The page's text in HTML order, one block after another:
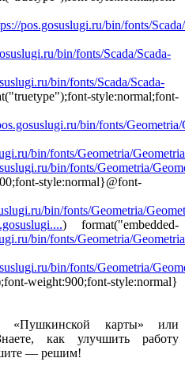
pos.gosuslugi.ru/bin/fonts/
bin/fonts/Scada/Scada-
bin/fonts/Scada/Scada-
style:normal;font-
bin/fonts/
bin/fonts/Geometria/
bin/fonts/Geometria/
style:normal}@font-
bin/fonts/Geometria/
) format("embedded-
bin/fonts/Geometria/
bin/fonts/Geometria/
weight:900;font-style:normal}
«Пушкинской карты» или
как улучшить работу
— решим!